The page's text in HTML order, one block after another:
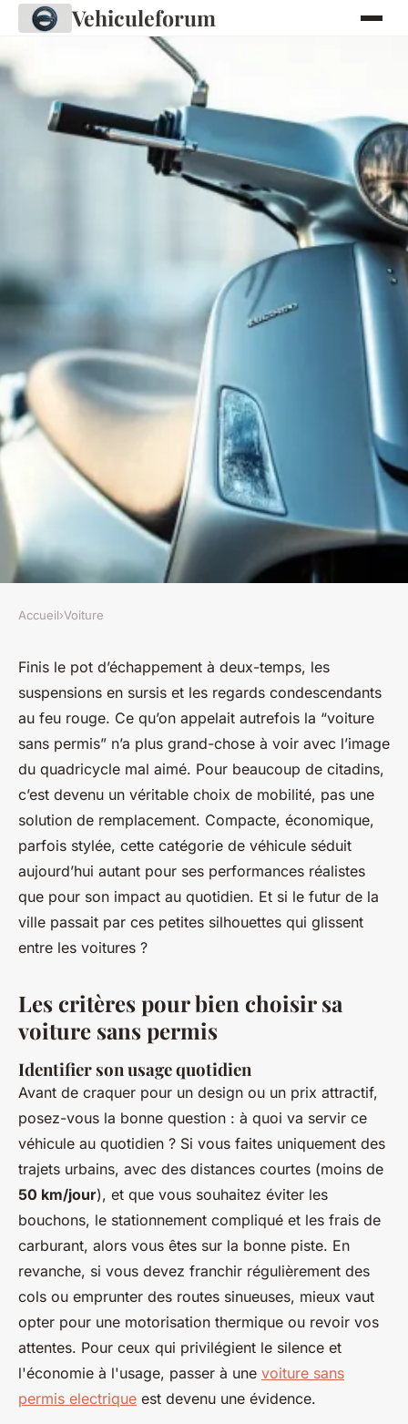
Vehiculeforum
Explorez les véhicules sans
permis pour mieux vous
déplacer
Émeline•07/04/2026 09:55• 11 min de lecture
Accueil›Voiture
Finis le pot d’échappement à deux-temps, les
suspensions en sursis et les regards condescendants
au feu rouge. Ce qu’on appelait autrefois la “voiture
sans permis” n’a plus grand-chose à voir avec l’image
du quadricycle mal aimé. Pour beaucoup de citadins,
c’est devenu un véritable choix de mobilité, pas une
solution de remplacement. Compacte, économique,
parfois stylée, cette catégorie de véhicule séduit
aujourd’hui autant pour ses performances réalistes
que pour son impact au quotidien. Et si le futur de la
ville passait par ces petites silhouettes qui glissent
entre les voitures ?
Les critères pour bien choisir sa
voiture sans permis
Identifier son usage quotidien
Avant de craquer pour un design ou un prix attractif,
posez-vous la bonne question : à quoi va servir ce
véhicule au quotidien ? Si vous faites uniquement des
trajets urbains, avec des distances courtes (moins de
50 km/jour), et que vous souhaitez éviter les
bouchons, le stationnement compliqué et les frais de
carburant, alors vous êtes sur la bonne piste. En
revanche, si vous devez franchir régulièrement des
cols ou emprunter des routes sinueuses, mieux vaut
opter pour une motorisation thermique ou revoir vos
attentes. Pour ceux qui privilégient le silence et
l'économie à l'usage, passer à une voiture sans
permis electrique est devenu une évidence.